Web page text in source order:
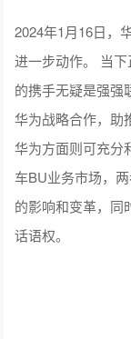
2024年1月16日，
进一步动作。 当
的携手无疑是强强
华为战略合作，助
华为方面则可充分
车BU业务市场，
的影响和变革，同
话语权。